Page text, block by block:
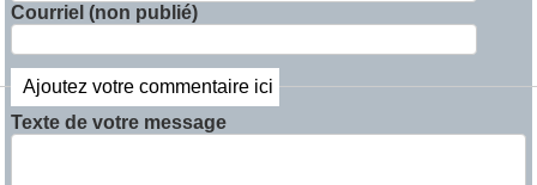
Courriel (non publié)
Ajoutez votre commentaire ici
Texte de votre message